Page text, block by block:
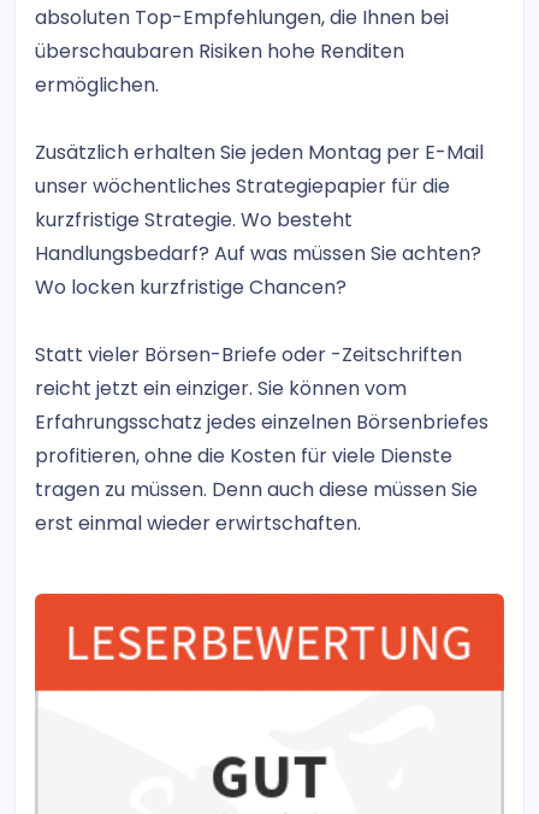
absoluten Top-Empfehlungen, die Ihnen bei
überschaubaren Risiken hohe Renditen
ermöglichen.
Zusätzlich erhalten Sie jeden Montag per E-Mail
unser wöchentliches Strategiepapier für die
kurzfristige Strategie. Wo besteht
Handlungsbedarf? Auf was müssen Sie achten?
Wo locken kurzfristige Chancen?
Statt vieler Börsen-Briefe oder -Zeitschriften
reicht jetzt ein einziger. Sie können vom
Erfahrungsschatz jedes einzelnen Börsenbriefes
profitieren, ohne die Kosten für viele Dienste
tragen zu müssen. Denn auch diese müssen Sie
erst einmal wieder erwirtschaften.